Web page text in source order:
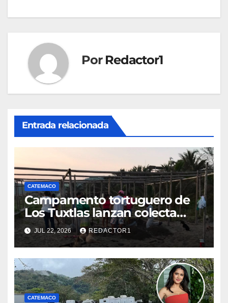
entradas
Por Redactor1
Entrada relacionada
CATEMACO
Campamento tortuguero de
Los Tuxtlas lanzan colecta
para financiar operativos de
conservación
JUL 22, 2026 REDACTOR1
CATEMACO